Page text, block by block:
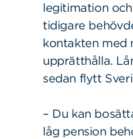
legitimation
tidigare
kontakten med
upprätthålla.
sedan flytt
– Du kan
låg pension